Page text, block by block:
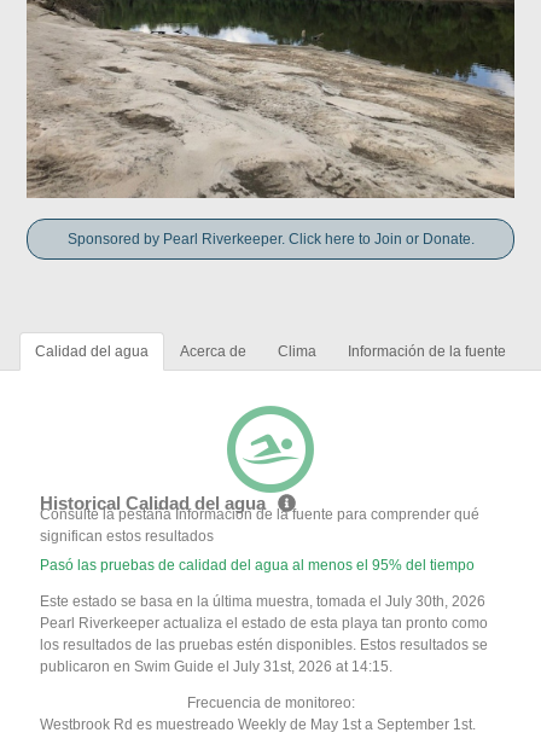
Sponsored by Pearl Riverkeeper. Click here to Join or Donate.
Calidad del agua Acerca de Clima Información de la fuente
Historical Calidad del agua
Consulte la pestaña Información de la fuente para comprender qué
significan estos resultados
Pasó las pruebas de calidad del agua al menos el 95% del tiempo
Este estado se basa en la última muestra, tomada el July 30th, 2026
Pearl Riverkeeper actualiza el estado de esta playa tan pronto como
los resultados de las pruebas estén disponibles. Estos resultados se
publicaron en Swim Guide el July 31st, 2026 at 14:15.
Frecuencia de monitoreo:
Westbrook Rd es muestreado Weekly de May 1st a September 1st.